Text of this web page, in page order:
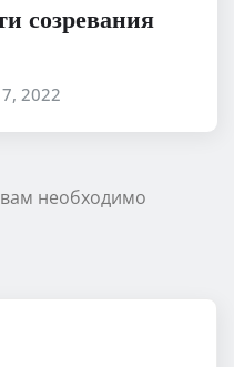
созревания
2022
необходимо